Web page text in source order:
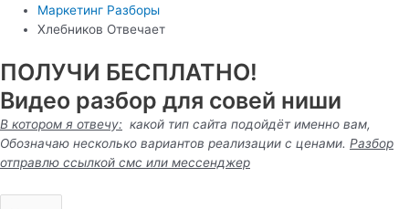
Маркетинг Разборы
Хлебников Отвечает
ПОЛУЧИ БЕСПЛАТНО!
Видео разбор для совей ниши
В котором я отвечу: какой тип сайта подойдёт именно вам,
Обозначаю несколько вариантов реализации с ценами. Разбор
отправлю ссылкой смс или мессенджер